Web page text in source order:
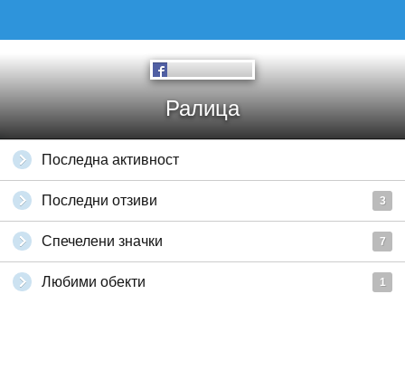
Ралица
Последна активност
Последни отзиви 3
Спечелени значки 7
Любими обекти 1